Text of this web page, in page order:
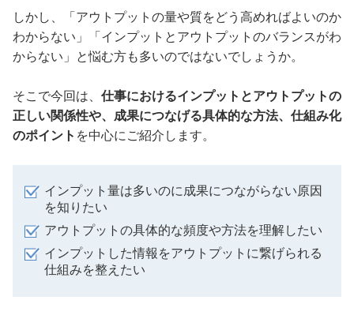
しかし、「アウトプットの量や質をどう高めればよいのか
わからない」「インプットとアウトプットのバランスがわ
からない」と悩む方も多いのではないでしょうか。
そこで今回は、 仕事におけるインプットとアウトプットの
正しい関係性や、成果につなげる具体的な方法、仕組み化
のポイント を中心にご紹介します。
インプット量は多いのに成果につながらない原因
を知りたい
アウトプットの具体的な頻度や方法を理解したい
インプットした情報をアウトプットに繋げられる
仕組みを整えたい